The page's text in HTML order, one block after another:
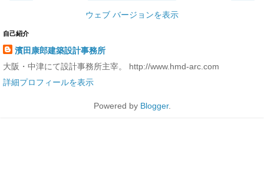
ウェブ バージョンを表示
自己紹介
濱田康郎建築設計事務所
大阪・中津にて設計事務所主宰。 http://www.hmd-arc.com
詳細プロフィールを表示
Powered by Blogger.